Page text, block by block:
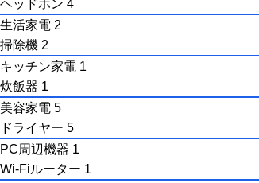
ヘッドホン 4
生活家電 2
掃除機 2
キッチン家電 1
炊飯器 1
美容家電 5
ドライヤー 5
PC周辺機器 1
Wi-Fiルーター 1